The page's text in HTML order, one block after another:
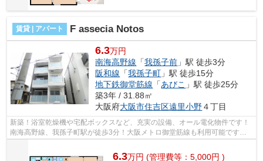
賃貸 | アパート F assecia Notos
6.3万円
南海高野線 「我孫子前 」駅 徒歩3分
阪和線 「我孫子町 」駅 徒歩15分
地下鉄御堂筋線 「あびこ 」駅 徒歩25分
築3年 / 31.88㎡
大阪府大阪市住吉区遠里小野４丁目
新築！浴室乾燥機や宅配ボックスなど、充実の設備、オール電化物件です！
南海高野線、我孫子町駅が徒歩3分！大阪メトロ御堂筋線も利用可能です！
■□■□■□■□■□■□■□■□■□■□■□■□■□■□■□■□...
6.3万円 (管理費等：5,000円 )